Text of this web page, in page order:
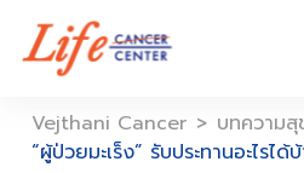
content
Vejthani Cancer > บทความ
“ผู้ป่วยมะเร็ง” รับประทานอะไรได้